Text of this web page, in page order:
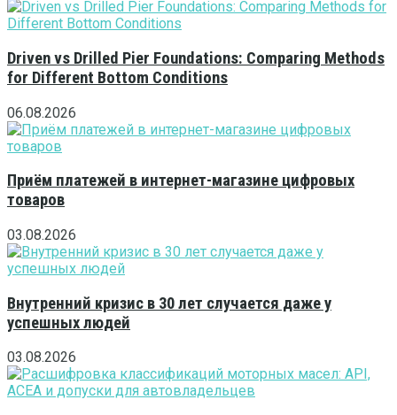
Driven vs Drilled Pier Foundations: Comparing Methods
for Different Bottom Conditions
06.08.2026
Приём платежей в интернет-магазине цифровых
товаров
03.08.2026
Внутренний кризис в 30 лет случается даже у
успешных людей
03.08.2026